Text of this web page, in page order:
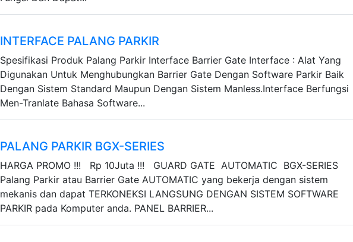
INTERFACE PALANG PARKIR
Spesifikasi Produk Palang Parkir Interface Barrier Gate Interface : Alat Yang
Digunakan Untuk Menghubungkan Barrier Gate Dengan Software Parkir Baik
Dengan Sistem Standard Maupun Dengan Sistem Manless.Interface Berfungsi
Men-Tranlate Bahasa Software...
PALANG PARKIR BGX-SERIES
HARGA PROMO !!! Rp 10Juta !!! GUARD GATE AUTOMATIC BGX-SERIES
Palang Parkir atau Barrier Gate AUTOMATIC yang bekerja dengan sistem
mekanis dan dapat TERKONEKSI LANGSUNG DENGAN SISTEM SOFTWARE
PARKIR pada Komputer anda. PANEL BARRIER...